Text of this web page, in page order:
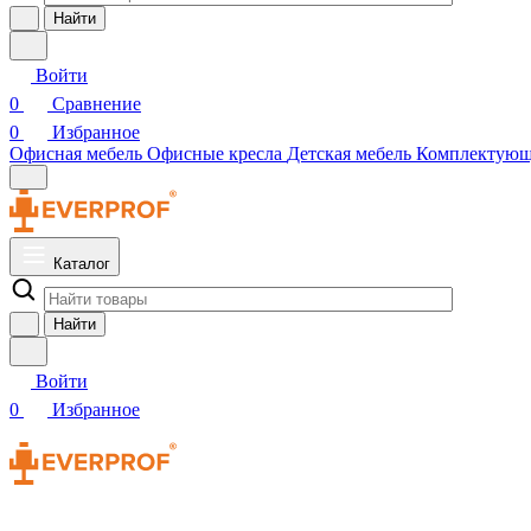
Найти
Войти
0
Сравнение
0
Избранное
Офисная мебель Офисные кресла Детская мебель
Каталог
Найти
Войти
0
Избранное